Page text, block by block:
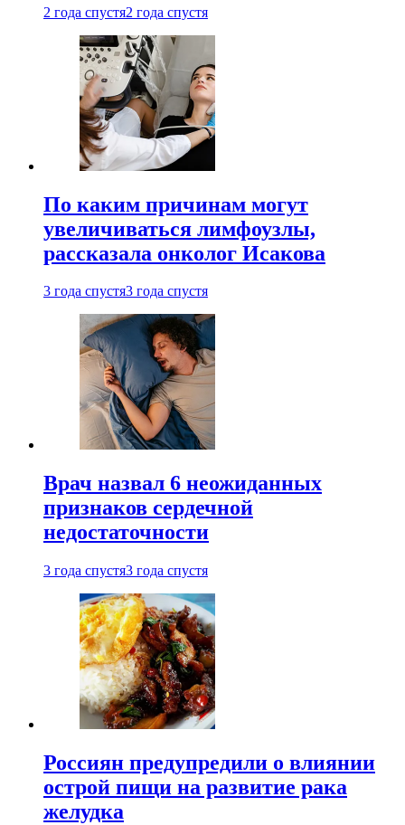
2 года спустя2 года спустя
По каким причинам могут
увеличиваться лимфоузлы,
рассказала онколог Исакова
3 года спустя3 года спустя
Врач назвал 6 неожиданных
признаков сердечной
недостаточности
3 года спустя3 года спустя
Россиян предупредили о влиянии
острой пищи на развитие рака
желудка